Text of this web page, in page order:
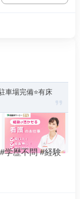
車場完備⭐有床
学歴不問 #経験